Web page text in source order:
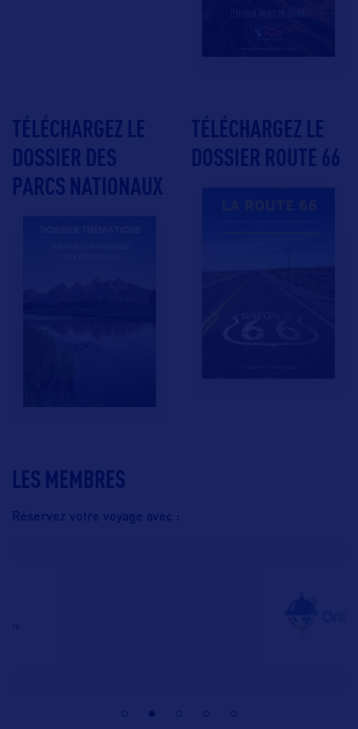
LES MEMBRES
Réservez votre voyage avec :
TÉLÉCHARGEZ LE
DOSSIER DES
PARCS NATIONAUX
TÉLÉCHARGEZ LE
DOSSIER ROUTE 66